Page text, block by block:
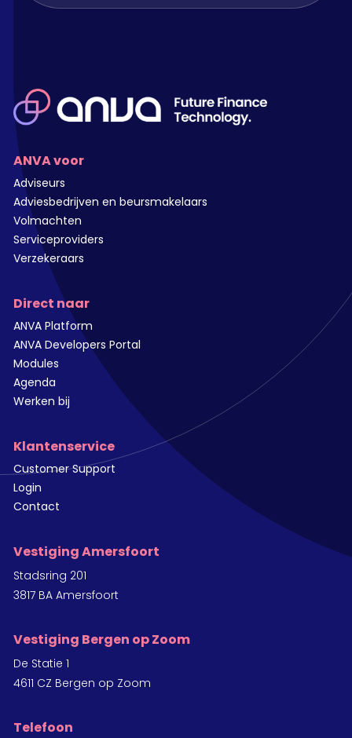
ANVA voor
Adviseurs
Adviesbedrijven en beursmakelaars
Volmachten
Serviceproviders
Verzekeraars
Direct naar
ANVA Platform
ANVA Developers Portal
Modules
Agenda
Werken bij
Klantenservice
Customer Support
Login
Contact
Vestiging Amersfoort
Stadsring 201
3817 BA Amersfoort
Vestiging Bergen op Zoom
De Statie 1
4611 CZ Bergen op Zoom
Telefoon